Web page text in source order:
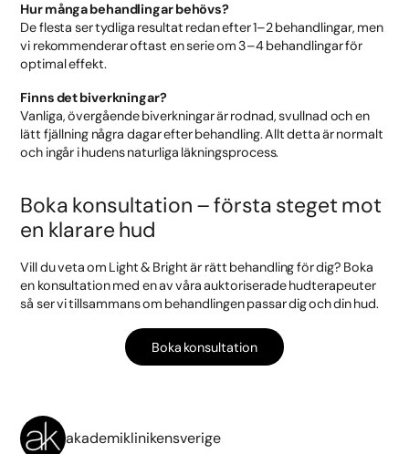
Hur många behandlingar behövs?
De flesta ser tydliga resultat redan efter 1–2 behandlingar, men
vi rekommenderar oftast en serie om 3–4 behandlingar för
optimal effekt.
Finns det biverkningar?
Vanliga, övergående biverkningar är rodnad, svullnad och en
lätt fjällning några dagar efter behandling. Allt detta är normalt
och ingår i hudens naturliga läkningsprocess.
Boka konsultation – första steget mot
en klarare hud
Vill du veta om Light & Bright är rätt behandling för dig? Boka
en konsultation med en av våra auktoriserade hudterapeuter
så ser vi tillsammans om behandlingen passar dig och din hud.
Boka konsultation
akademiklinikensverige